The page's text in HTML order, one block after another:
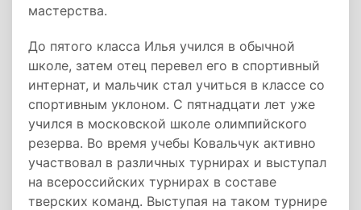
мастерства.
До пятого класса Илья учился в обычной
школе, затем отец перевел его в спортивный
интернат, и мальчик стал учиться в классе со
спортивным уклоном. С пятнадцати лет уже
учился в московской школе олимпийского
резерва. Во время учебы Ковальчук активно
участвовал в различных турнирах и выступал
на всероссийских турнирах в составе
тверских команд. Выступая на таком турнире